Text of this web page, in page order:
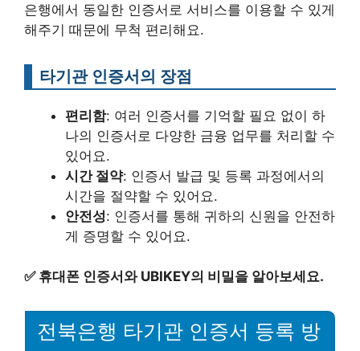
은행에서 동일한 인증서로 서비스를 이용할 수 있게
해주기 때문에 무척 편리해요.
타기관 인증서의 장점
편리함: 여러 인증서를 기억할 필요 없이 하
나의 인증서로 다양한 금융 업무를 처리할 수
있어요.
시간 절약: 인증서 발급 및 등록 과정에서의
시간을 절약할 수 있어요.
안전성: 인증서를 통해 귀하의 신원을 안전하
게 증명할 수 있어요.
✅ 휴대폰 인증서와 UBIKEY의 비밀을 알아보세요.
전북은행 타기관 인증서 등록 방